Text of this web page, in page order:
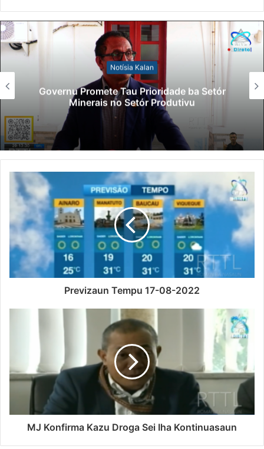
Notísia Kalan
Governu Promete Tau Prioridade ba Setór
Minerais no Setór Produtivu
Previzaun Tempu 17-08-2022
MJ Konfirma Kazu Droga Sei Iha Kontinuasaun